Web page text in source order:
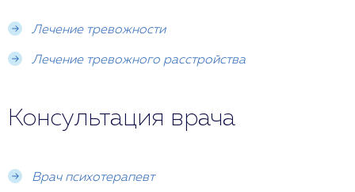
Лечение тревожности
Лечение тревожного расстройства
Консультация врача
Врач психотерапевт